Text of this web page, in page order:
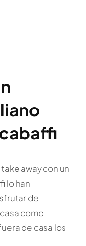
away con un
lo han
de
como
de casa los